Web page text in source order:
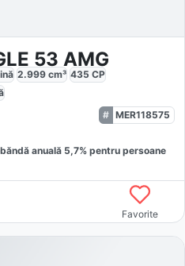
53 AMG
2.999 cm³ 435 CP
MER118575
anuală 5,7% pentru persoane
Favorite